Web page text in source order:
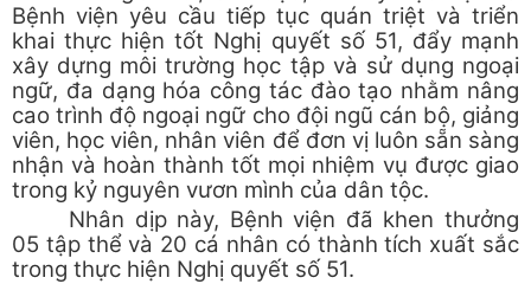
Bệnh viện yêu cầu tiếp tục quán triệt và triển
khai thực hiện tốt Nghị quyết số 51, đẩy mạnh
xây dựng môi trường học tập và sử dụng ngoại
ngữ, đa dạng hóa công tác đào tạo nhằm nâng
cao trình độ ngoại ngữ cho đội ngũ cán bộ, giảng
viên, học viên, nhân viên để đơn vị luôn sẵn sàng
nhận và hoàn thành tốt mọi nhiệm vụ được giao
trong kỷ nguyên vươn mình của dân tộc.
Nhân dịp này, Bệnh viện đã khen thưởng
05 tập thể và 20 cá nhân có thành tích xuất sắc
trong thực hiện Nghị quyết số 51.